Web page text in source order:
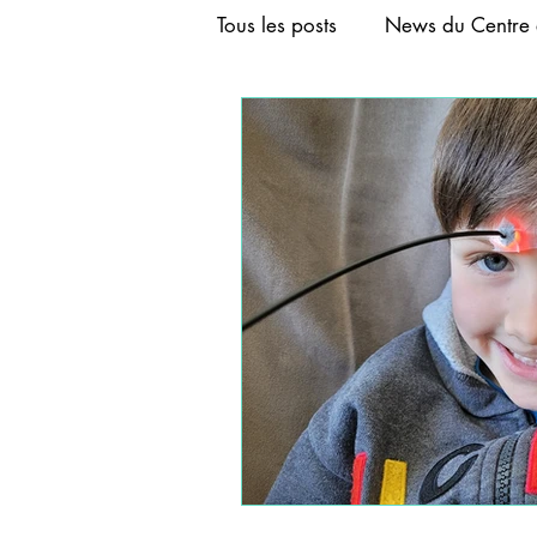
Tous les posts News du Centre
FORMATION
FORMATION
FORMATION
FORMATIONS DE BASE
FORMATIONS COURTES